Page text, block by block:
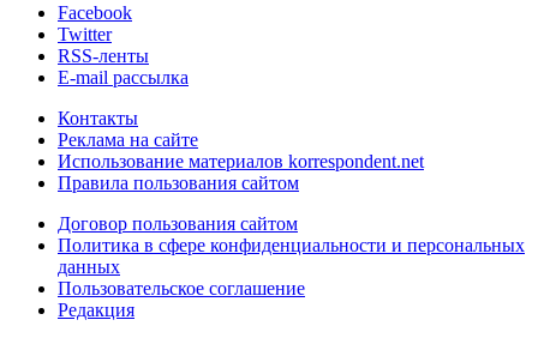
Facebook
Twitter
RSS-ленты
E-mail рассылка
Контакты
Реклама на сайте
Использование материалов korrespondent.net
Правила пользования сайтом
Договор пользования сайтом
Политика в сфере конфиденциальности и персональных
данных
Пользовательское соглашение
Редакция